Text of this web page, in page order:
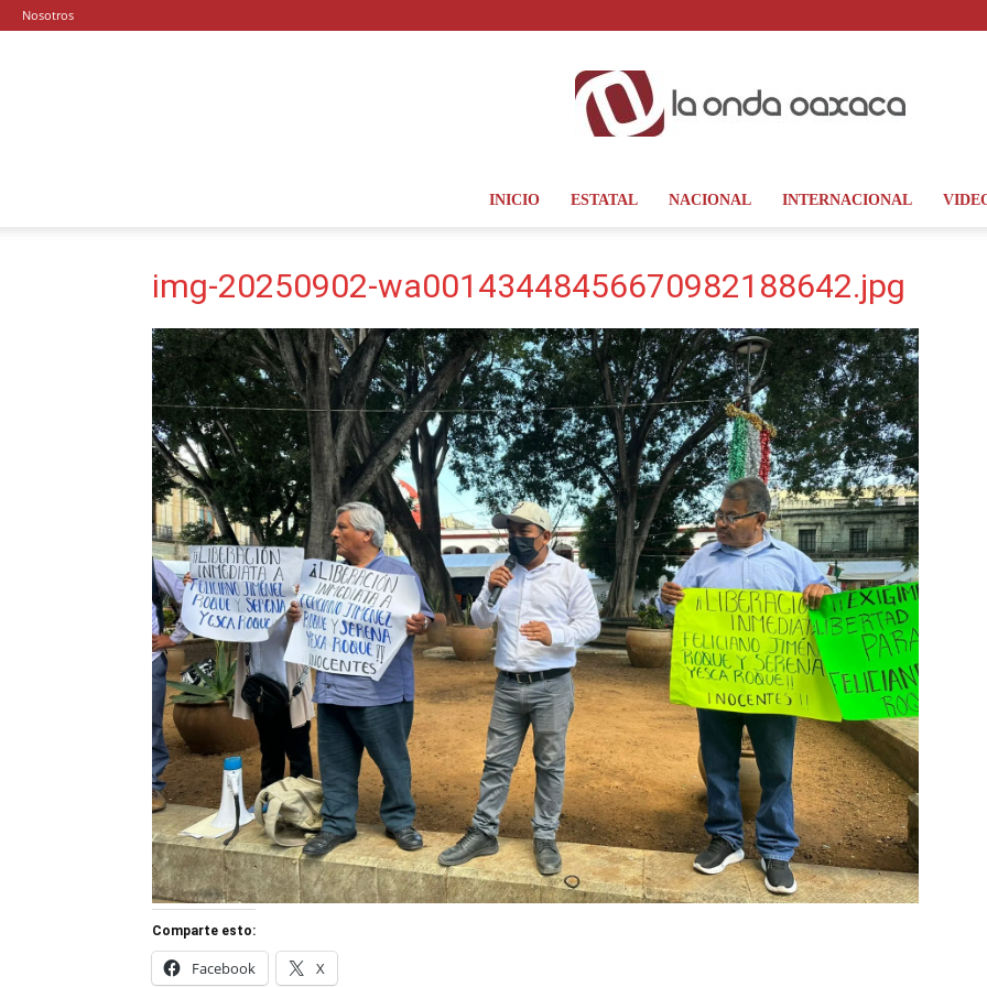
Nosotros
La
Onda
Oaxaca
INICIO ESTATAL NACIONAL INTERNACIONAL
img-20250902-wa00143448456670982188642.jpg
Comparte esto:
Facebook X